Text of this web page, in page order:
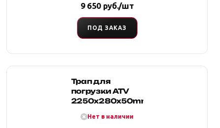
9 650 руб./шт
ПОД ЗАКАЗ
Трап для
погрузки АТV
2250x280x50mm
Нет в наличии